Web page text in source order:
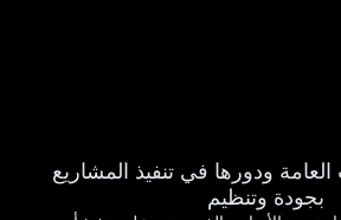
العامة ودورها في تنفيذ المشاريع
بجودة وتنظيم